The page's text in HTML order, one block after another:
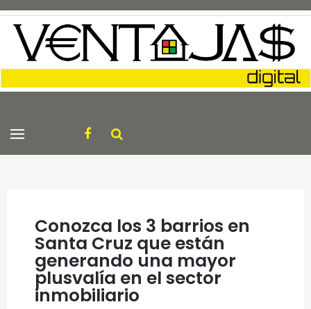
Conozca los 3 barrios en
Santa Cruz que están
generando una mayor
plusvalía en el sector
inmobiliario